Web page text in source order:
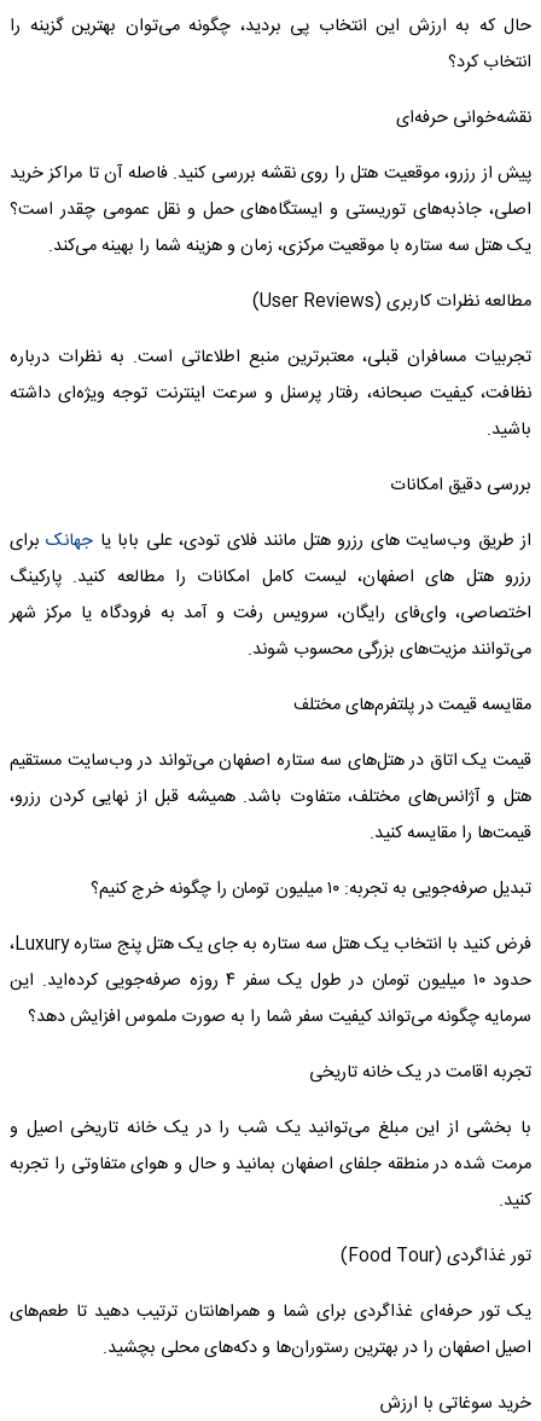
حال که به ارزش این انتخاب پی بردید، چگونه می‌توان بهترین گزینه را
انتخاب کرد؟
نقشه‌خوانی حرفه‌ای
پیش از رزرو، موقعیت هتل را روی نقشه بررسی کنید. فاصله آن تا مراکز خرید
اصلی، جاذبه‌های توریستی و ایستگاه‌های حمل و نقل عمومی چقدر است؟
یک هتل سه ستاره با موقعیت مرکزی، زمان و هزینه شما را بهینه می‌کند.
مطالعه نظرات کاربری (User Reviews)
تجربیات مسافران قبلی، معتبرترین منبع اطلاعاتی است. به نظرات درباره
نظافت، کیفیت صبحانه، رفتار پرسنل و سرعت اینترنت توجه ویژه‌ای داشته
باشید.
بررسی دقیق امکانات
از طریق وب‌سایت های رزرو هتل مانند فلای تودی، علی بابا یا جهانک برای
رزرو هتل های اصفهان، لیست کامل امکانات را مطالعه کنید. پارکینگ
اختصاصی، وای‌فای رایگان، سرویس رفت و آمد به فرودگاه یا مرکز شهر
می‌توانند مزیت‌های بزرگی محسوب شوند.
مقایسه قیمت در پلتفرم‌های مختلف
قیمت یک اتاق در هتل‌های سه ستاره اصفهان می‌تواند در وب‌سایت مستقیم
هتل و آژانس‌های مختلف، متفاوت باشد. همیشه قبل از نهایی کردن رزرو،
قیمت‌ها را مقایسه کنید.
تبدیل صرفه‌جویی به تجربه: ۱۰میلیون تومان را چگونه خرج کنیم؟
فرض کنید با انتخاب یک هتل سه ستاره به جای یک هتل پنج ستاره Luxury،
حدود ۱۰ میلیون تومان در طول یک سفر ۴ روزه صرفه‌جویی کرده‌اید. این
سرمایه چگونه می‌تواند کیفیت سفر شما را به صورت ملموس افزایش دهد؟
تجربه اقامت در یک خانه تاریخی
با بخشی از این مبلغ می‌توانید یک شب را در یک خانه تاریخی اصیل و
مرمت شده در منطقه جلفای اصفهان بمانید و حال و هوای متفاوتی را تجربه
کنید.
تور غذاگردی (Food Tour)
یک تور حرفه‌ای غذاگردی برای شما و همراهانتان ترتیب دهید تا طعم‌های
اصیل اصفهان را در بهترین رستوران‌ها و دکه‌های محلی بچشید.
خرید سوغاتی با ارزش